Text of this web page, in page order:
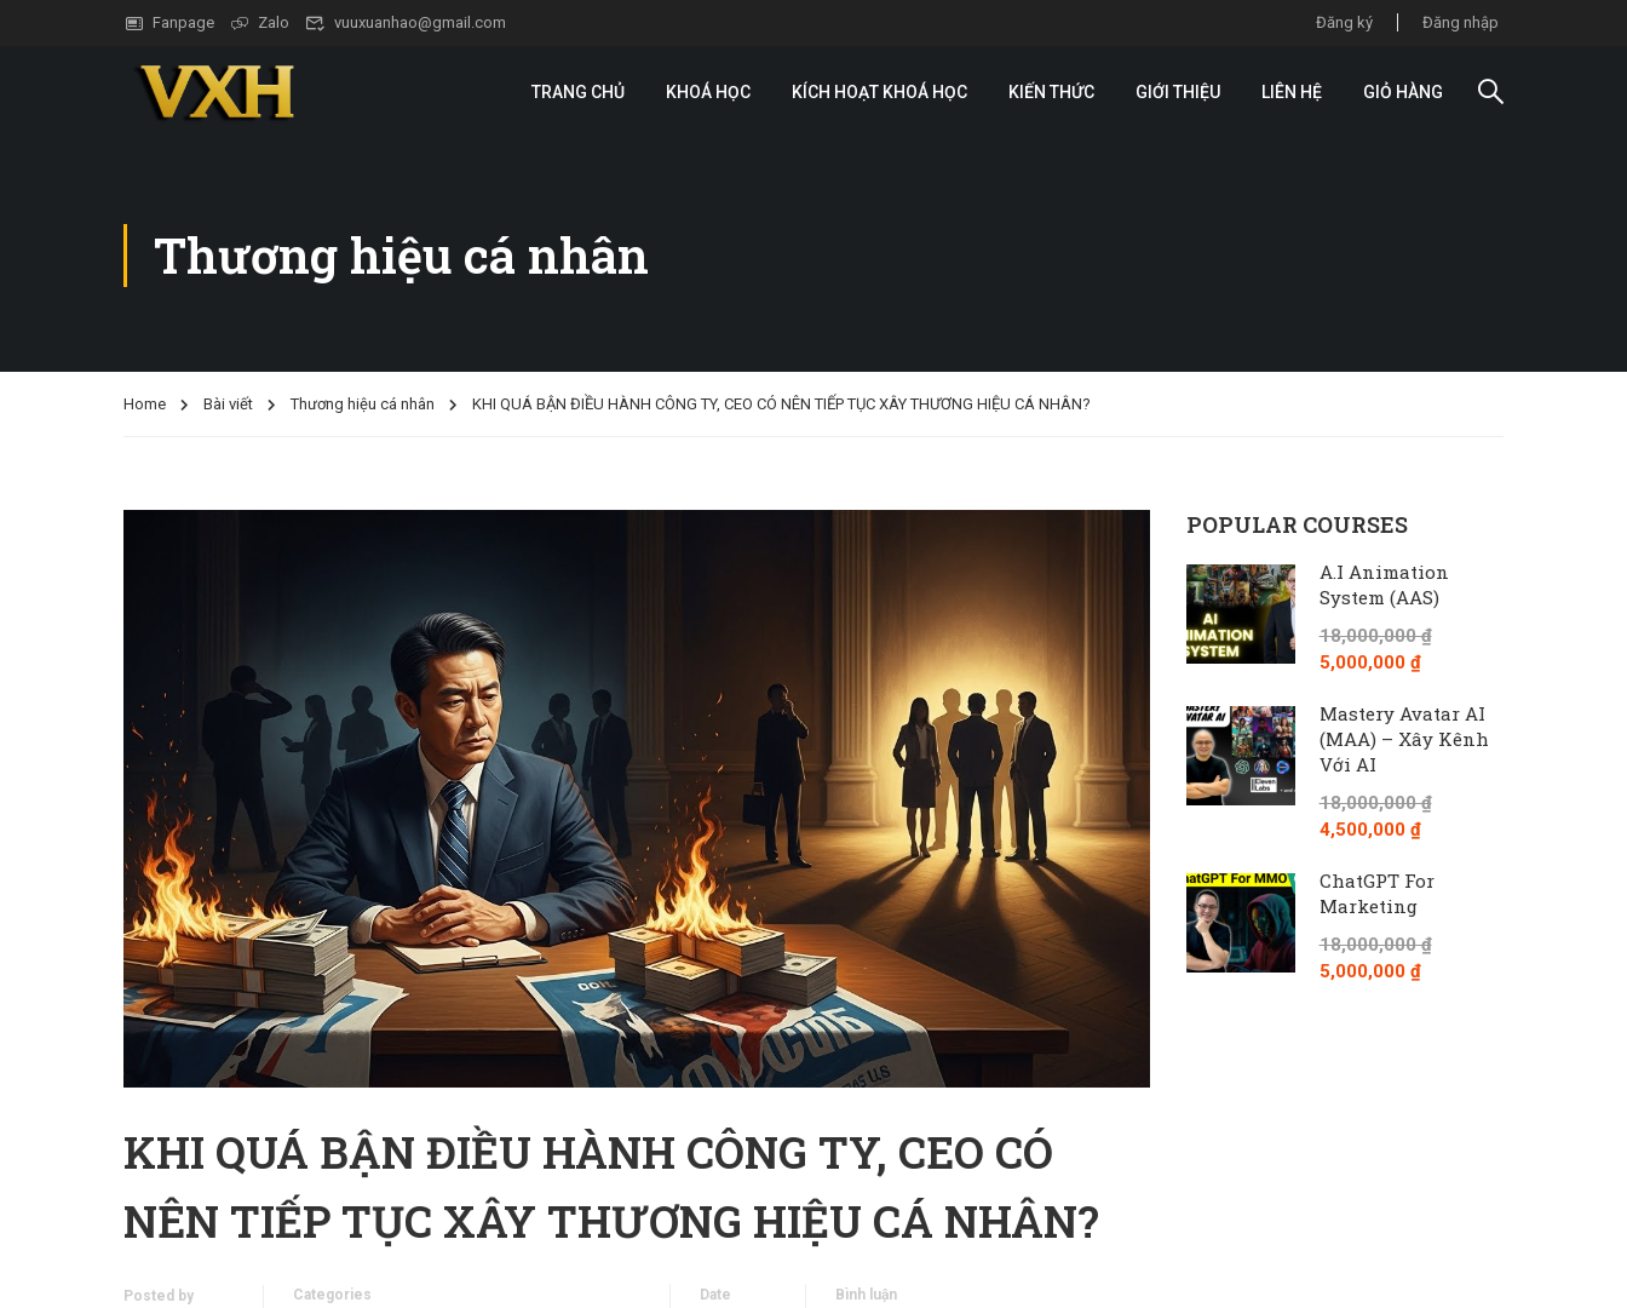
Fanpage Zalo vuuxuanhao@gmail.com Đăng ký Đăng nhập
TRANG CHỦ KHOÁ HỌC KÍCH HOẠT KHOÁ HỌC KIẾN THỨC GIỚI THIỆU LIÊN HỆ GIỎ HÀNG
Thương hiệu cá nhân
Home Bài viết Thương hiệu cá nhân KHI QUÁ BẬN ĐIỀU HÀNH CÔNG TY, CEO CÓ NÊN TIẾP TỤC XÂY THƯƠNG HIỆU CÁ NHÂN?
KHI QUÁ BẬN ĐIỀU HÀNH CÔNG TY, CEO CÓ
NÊN TIẾP TỤC XÂY THƯƠNG HIỆU CÁ NHÂN?
Posted by
Categories
Date
Bình luận
POPULAR COURSES
A.I Animation
System (AAS)
18,000,000 ₫
5,000,000 ₫
Mastery Avatar AI
(MAA) – Xây Kênh
Với AI
18,000,000 ₫
4,500,000 ₫
ChatGPT For
Marketing
18,000,000 ₫
5,000,000 ₫